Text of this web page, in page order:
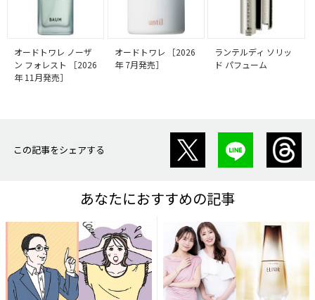
オードトワレ ノーザ
ン フォレスト ［2026
年 11月発売］
オードトワレ ［2026
年 7月発売］
ランテルディ ソリッ
ド パフューム
この記事をシェアする
あなたにおすすめの記事